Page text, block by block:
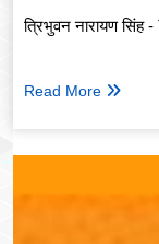
त्रिभुवन नारायण
Read More